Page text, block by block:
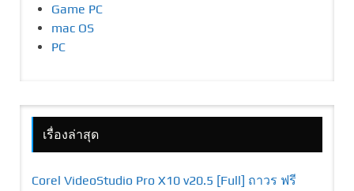
Game PC
mac OS
PC
เรื่องล่าสุด
Corel VideoStudio Pro X10 v20.5 [Full] ถาวร ฟรี